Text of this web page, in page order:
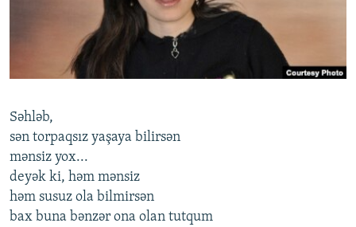
İNFOQRAFIKA
KARIKATURA
AZƏRBAYCAN ƏDƏBIYYATI KITABXANASI
İSLAM VƏ DEMOKRATIYA
MISSIYAMIZ
PEŞƏ ETIKASI VƏ JURNALISTIKA STANDARTLARIMIZ
AZADLIQRADIOSU MOBIL TELEFONUNUZDA
BIZIMLƏ ƏLAQƏ
XƏBƏR BÜLLETENLƏRIMIZ
RFE/RL-in bütün saytları
Səhləb,
sən torpaqsız yaşaya bilirsən
mənsiz yox...
deyək ki, həm mənsiz
həm susuz ola bilmirsən
bax buna bənzər ona olan tutqum